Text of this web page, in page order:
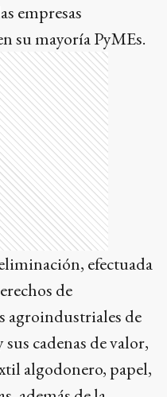
empresas
su mayoría PyMEs.
efectuada
de
agroindustriales de
cadenas de valor,
algodonero, papel,